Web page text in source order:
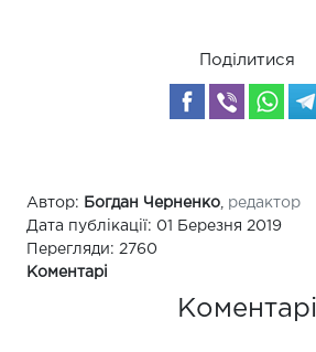
Поділитися
Автор: Богдан Черненко
редактор
Дата публікації: 01 Березня 2019
Перегляди: 2760
Коментарі
Коментарі